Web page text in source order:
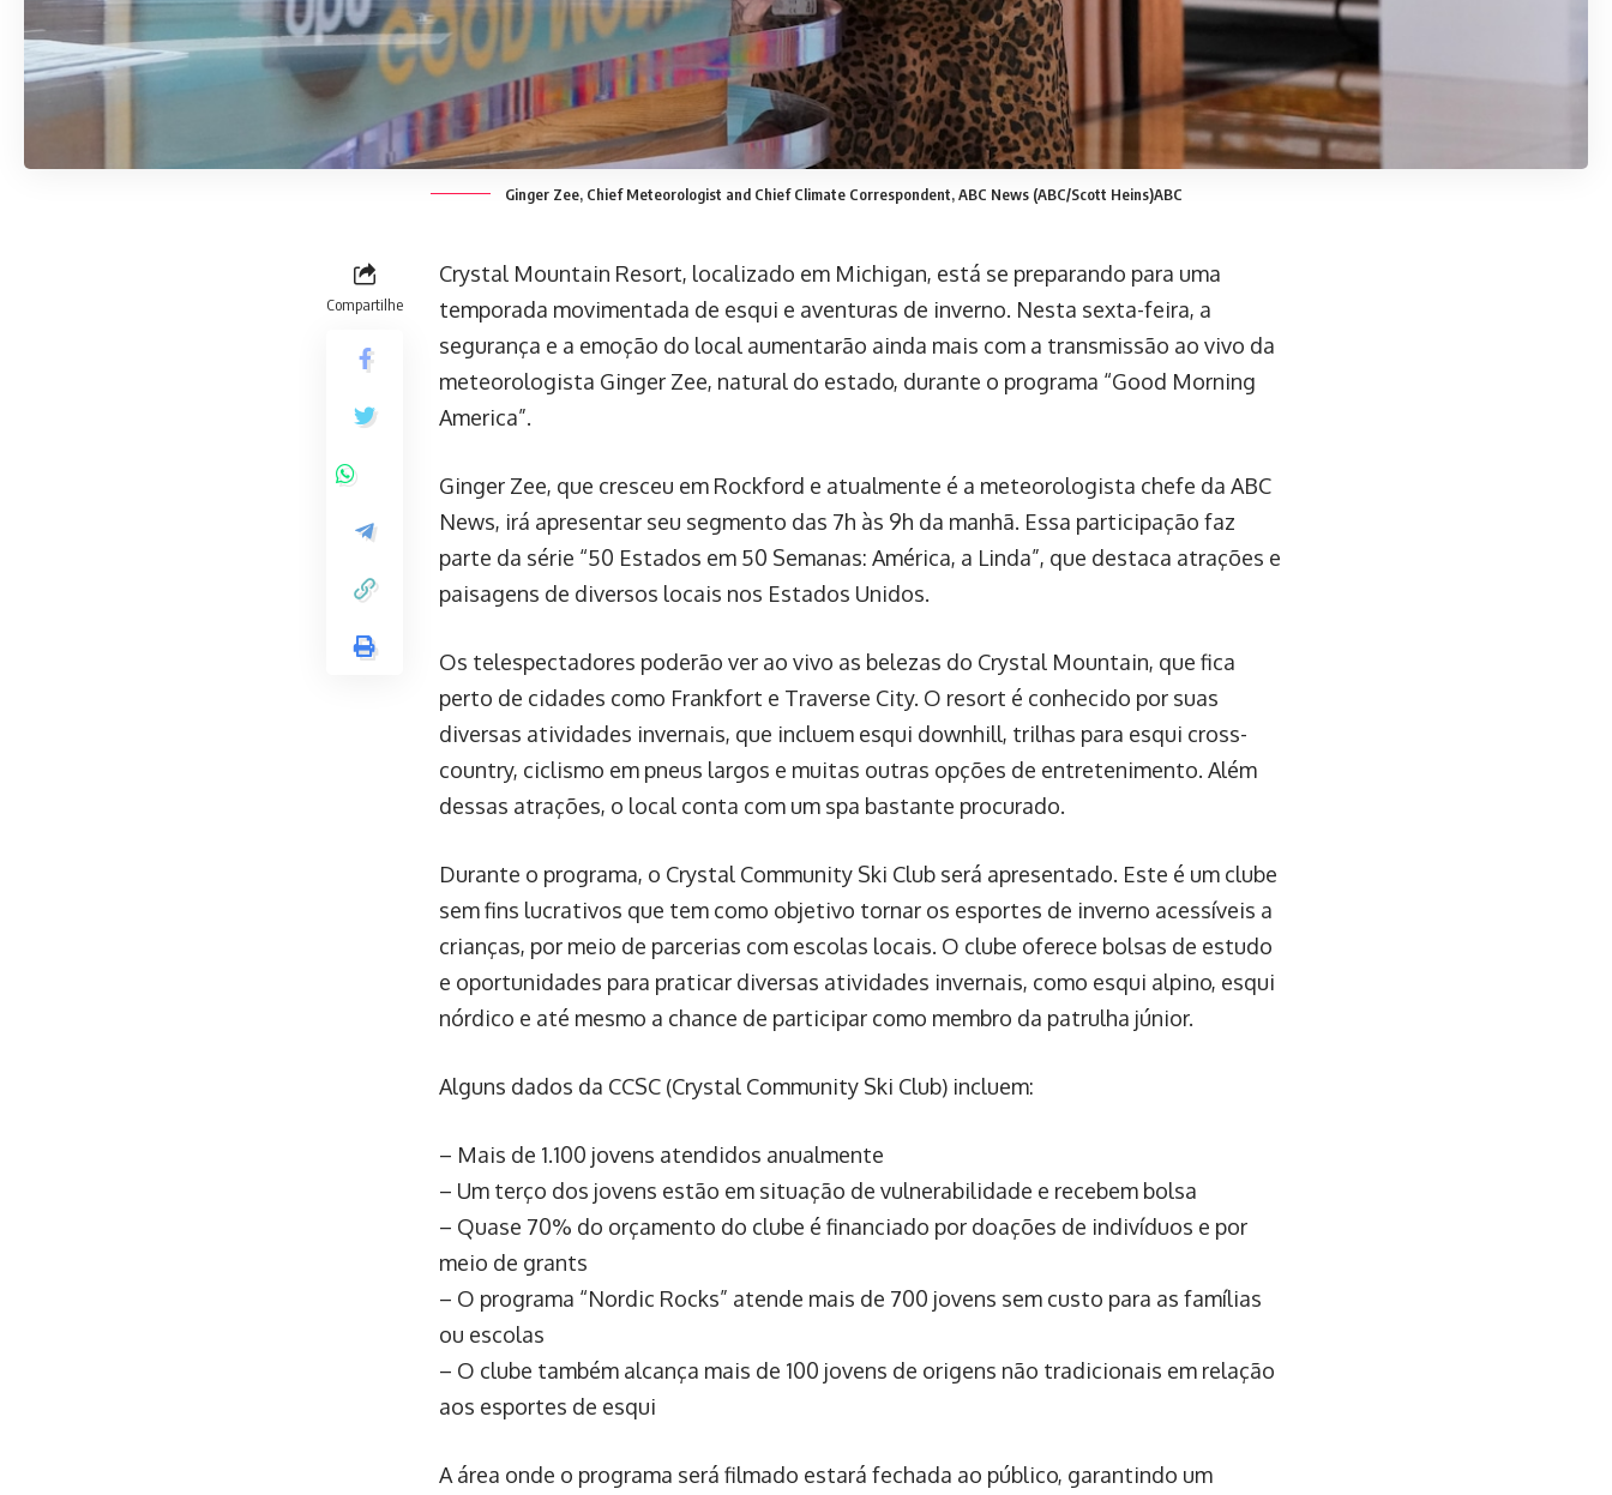
Ginger Zee, Chief Meteorologist and Chief Climate Correspondent, ABC News (ABC/Scott Heins)ABC
Compartilhe
Crystal Mountain Resort, localizado em Michigan, está se preparando para uma
temporada movimentada de esqui e aventuras de inverno. Nesta sexta-feira, a
segurança e a emoção do local aumentarão ainda mais com a transmissão ao vivo da
meteorologista Ginger Zee, natural do estado, durante o programa “Good Morning
America”.
Ginger Zee, que cresceu em Rockford e atualmente é a meteorologista chefe da ABC
News, irá apresentar seu segmento das 7h às 9h da manhã. Essa participação faz
parte da série “50 Estados em 50 Semanas: América, a Linda”, que destaca atrações e
paisagens de diversos locais nos Estados Unidos.
Os telespectadores poderão ver ao vivo as belezas do Crystal Mountain, que fica
perto de cidades como Frankfort e Traverse City. O resort é conhecido por suas
diversas atividades invernais, que incluem esqui downhill, trilhas para esqui cross-
country, ciclismo em pneus largos e muitas outras opções de entretenimento. Além
dessas atrações, o local conta com um spa bastante procurado.
Durante o programa, o Crystal Community Ski Club será apresentado. Este é um clube
sem fins lucrativos que tem como objetivo tornar os esportes de inverno acessíveis a
crianças, por meio de parcerias com escolas locais. O clube oferece bolsas de estudo
e oportunidades para praticar diversas atividades invernais, como esqui alpino, esqui
nórdico e até mesmo a chance de participar como membro da patrulha júnior.
Alguns dados da CCSC (Crystal Community Ski Club) incluem:
– Mais de 1.100 jovens atendidos anualmente
– Um terço dos jovens estão em situação de vulnerabilidade e recebem bolsa
– Quase 70% do orçamento do clube é financiado por doações de indivíduos e por
meio de grants
– O programa “Nordic Rocks” atende mais de 700 jovens sem custo para as famílias
ou escolas
– O clube também alcança mais de 100 jovens de origens não tradicionais em relação
aos esportes de esqui
A área onde o programa será filmado estará fechada ao público, garantindo um